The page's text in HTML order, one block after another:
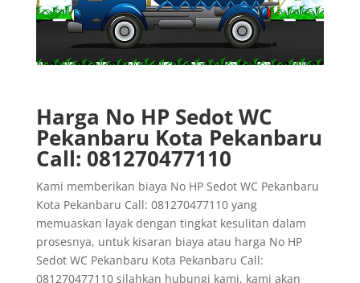
Harga No HP Sedot WC
Pekanbaru Kota Pekanbaru
Call: 081270477110
Kami memberikan biaya No HP Sedot WC Pekanbaru
Kota Pekanbaru Call: 081270477110 yang
memuaskan layak dengan tingkat kesulitan dalam
prosesnya, untuk kisaran biaya atau harga No HP
Sedot WC Pekanbaru Kota Pekanbaru Call:
081270477110 silahkan hubungi kami, kami akan